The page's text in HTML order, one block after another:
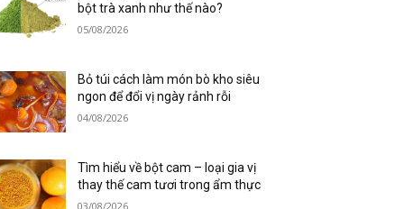
bột trà xanh như thế nào?
05/08/2026
Bỏ túi cách làm món bò kho siêu
ngon để đổi vị ngày rảnh rỗi
04/08/2026
Tìm hiểu về bột cam – loại gia vị
thay thế cam tươi trong ẩm thực
03/08/2026